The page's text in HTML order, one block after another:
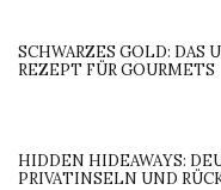
SCHWARZES GOLD:
REZEPT FÜR GOURMETS
HIDDEN HIDEAWAYS:
PRIVATINSELN UND